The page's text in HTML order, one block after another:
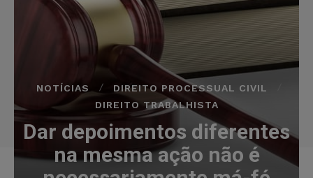
NOTÍCIAS
DIREITO PROCESSUAL CIVIL
DIREITO TRABALHISTA
Dar depoimentos diferentes
na mesma ação não é